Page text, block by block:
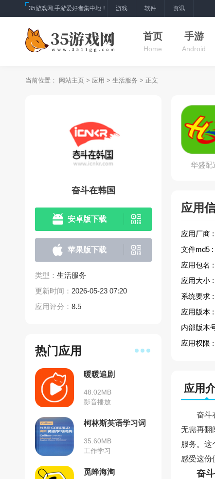
35游戏网,手游爱好者集中地！ 游戏 软件 资讯
首页
Home
手游
Android
当前位置： 网站主页 > 应用 > 生活服务 > 正文
奋斗在韩国
安卓版下载
苹果版下载
类型： 生活服务
更新时间： 2026-05-23 07:20
应用评分： 8.5
热门应用
暖暖追剧
48.02MB
影音播放
柯林斯英语学习词
35.60MB
工作学习
觅蜂海淘
华盛配
应用
应用厂商 :
文件md5 :
应用包名 :
应用大小 :
系统要求 :
应用版本 :
内部版本
应用权限 :
应用
奋斗
无需再翻
服务。这
感受这份
奋